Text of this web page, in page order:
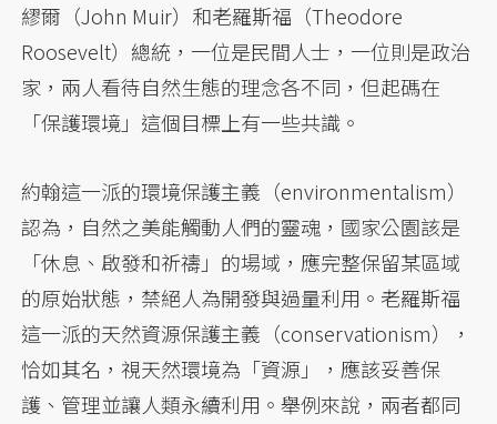
繆爾（John Muir）和老羅斯福（Theodore
Roosevelt）總統，一位是民間人士，一位則是政治
家，兩人看待自然生態的理念各不同，但起碼在
「保護環境」這個目標上有一些共識。
約翰這一派的環境保護主義（environmentalism）
認為，自然之美能觸動人們的靈魂，國家公園該是
「休息、啟發和祈禱」的場域，應完整保留某區域
的原始狀態，禁絕人為開發與過量利用。老羅斯福
這一派的天然資源保護主義（conservationism），
恰如其名，視天然環境為「資源」，應該妥善保
護、管理並讓人類永續利用。舉例來說，兩者都同